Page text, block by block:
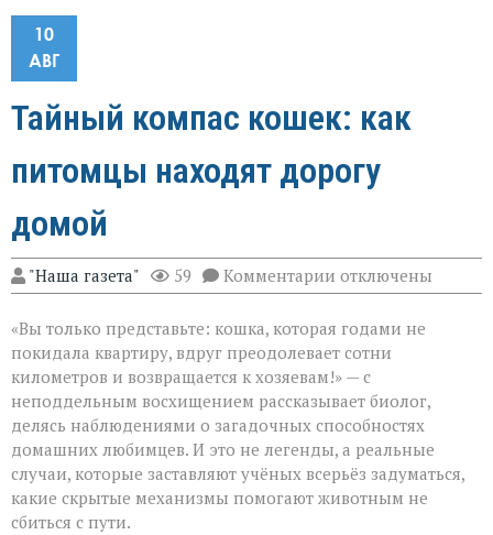
10
АВГ
Тайный компас кошек: как
питомцы находят дорогу
домой
"Наша газета" 59 Комментарии к
записи
компас
кошек:
питомцы
находят
дорогу
домой
отключены
«Вы только представьте: кошка, которая годами не
покидала квартиру, вдруг преодолевает сотни
километров и возвращается к хозяевам!» — с
неподдельным восхищением рассказывает биолог,
делясь наблюдениями о загадочных способностях
домашних любимцев. И это не легенды, а реальные
случаи, которые заставляют учёных всерьёз задуматься,
какие скрытые механизмы помогают животным не
сбиться с пути.